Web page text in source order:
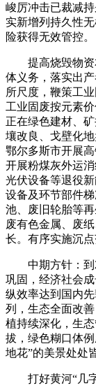
峻厉冲击已裁减
实新增列持久性
险获得无效管控。
提高烧毁物资
体义务，落实出
所尺度，鞭策工
工业固废按元素
正在绿色建材、
壤改良、戈壁化
鄂尔多斯市开展
开展粉煤灰外运
光伏设备等退役
设备及环节部件
池、废旧轮胎等
废有色金属、废
长。有序实施沉
中期方针：到
巩固，经济社会
纵效率达到国内
列，生态全面改
植持续深化，生
拔，绿色糊口体
地花”的美景处处
打好黄河“几字